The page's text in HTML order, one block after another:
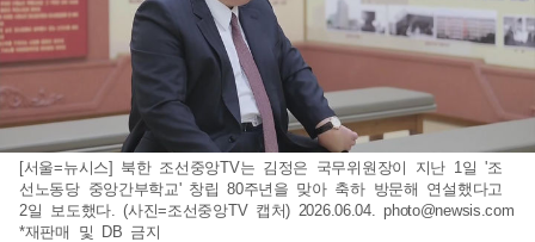
[서울=뉴시스] 북한 조선중앙TV는 김정은 국무위원장이 지난 1일 '조
선노동당 중앙간부학교' 창립 80주년을 맞아 축하 방문해 연설했다고
2일 보도했다. (사진=조선중앙TV 캡처) 2026.06.04.photo@newsis.com
*재판매 및 DB 금지